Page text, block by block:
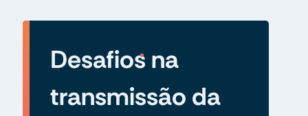
Desafios na
transmissão da